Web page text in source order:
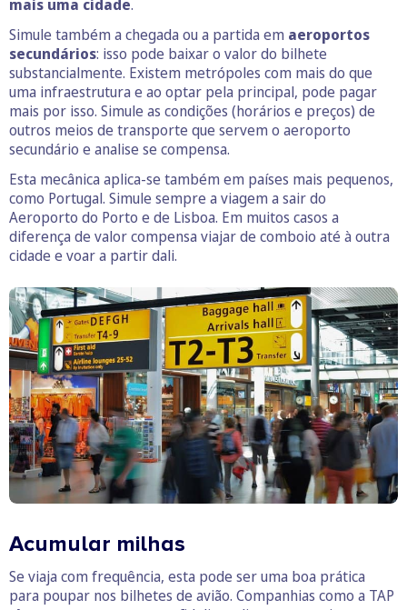
mais uma cidade.
Simule também a chegada ou a partida em aeroportos
secundários: isso pode baixar o valor do bilhete
substancialmente. Existem metrópoles com mais do que
uma infraestrutura e ao optar pela principal, pode pagar
mais por isso. Simule as condições (horários e preços) de
outros meios de transporte que servem o aeroporto
secundário e analise se compensa.
Esta mecânica aplica-se também em países mais pequenos,
como Portugal. Simule sempre a viagem a sair do
Aeroporto do Porto e de Lisboa. Em muitos casos a
diferença de valor compensa viajar de comboio até à outra
cidade e voar a partir dali.
Acumular milhas
Se viaja com frequência, esta pode ser uma boa prática
para poupar nos bilhetes de avião. Companhias como a TAP